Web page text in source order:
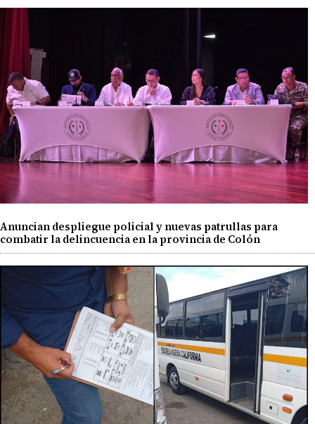
Anuncian despliegue policial y nuevas patrullas para
combatir la delincuencia en la provincia de Colón